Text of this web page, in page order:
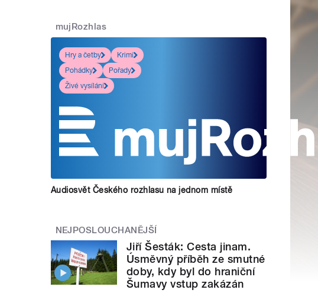
mujRozhlas
Hry a četby
Krimi
Pohádky
Pořady
Živé vysílání
Audiosvět Českého rozhlasu na jednom místě
NEJPOSLOUCHANĚJŠÍ
Jiří Šesták: Cesta jinam.
Úsměvný příběh ze smutné
doby, kdy byl do hraniční
Šumavy vstup zakázán